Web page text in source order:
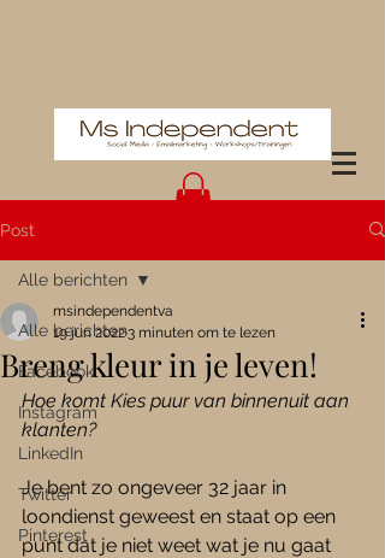
Post
Alle berichten
Facebook
Instagram
LinkedIn
Twitter
Pinterest
Alle berichten
Breng kleur in je leven!
msindependentva
19 jun 20223 minuten om te lezen
Hoe komt Kies puur van binnenuit aan
klanten?
Je bent zo ongeveer 32 jaar in
loondienst geweest en staat op een
punt dat je niet weet wat je nu gaat